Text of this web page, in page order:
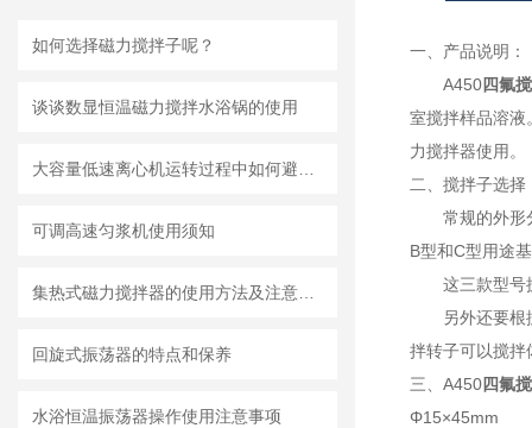
如何选择磁力搅拌子呢？
谈谈数显恒温磁力搅拌水浴锅的使用
可调高速匀浆机使用须知
回旋式振荡器的特点和保养
水浴恒温振荡器操作使用注意事项
一、产品说明：
A450四氟
室搅拌样品溶液
力搅拌器使用。
二、搅拌子选择
常规的外形
B型和C型用途
这三款型号
另外还要
拌转子可以搅拌
三、A450四氟
Φ15×45mm